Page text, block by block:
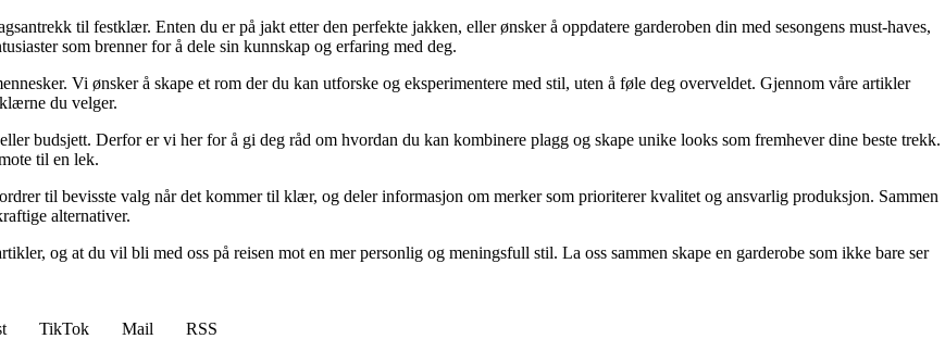
til festklær. Enten du er på jakt etter den perfekte jakken, eller ønsker å oppdatere garderoben din med sesongens must-haves,
som brenner for å dele sin kunnskap og erfaring med deg.
Vi ønsker å skape et rom der du kan utforske og eksperimentere med stil, uten å føle deg overveldet. Gjennom våre artikler
du velger.
budsjett. Derfor er vi her for å gi deg råd om hvordan du kan kombinere plagg og skape unike looks som fremhever dine beste trekk.
til en lek.
til bevisste valg når det kommer til klær, og deler informasjon om merker som prioriterer kvalitet og ansvarlig produksjon. Sammen
alternativer.
og at du vil bli med oss på reisen mot en mer personlig og meningsfull stil. La oss sammen skape en garderobe som ikke bare ser
TikTok Mail
RSS